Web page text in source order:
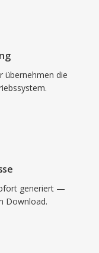
übernehmen die
generiert —
Download.